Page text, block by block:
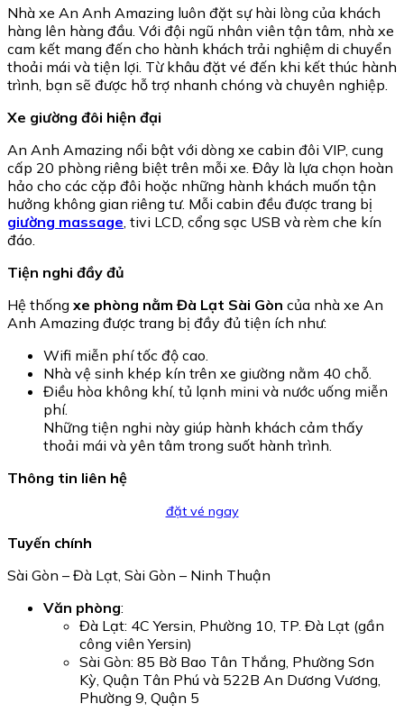
Nhà xe An Anh Amazing luôn đặt sự hài lòng của khách
hàng lên hàng đầu. Với đội ngũ nhân viên tận tâm, nhà xe
cam kết mang đến cho hành khách trải nghiệm di chuyển
thoải mái và tiện lợi. Từ khâu đặt vé đến khi kết thúc hành
trình, bạn sẽ được hỗ trợ nhanh chóng và chuyên nghiệp.
Xe giường đôi hiện đại
An Anh Amazing nổi bật với dòng xe cabin đôi VIP, cung
cấp 20 phòng riêng biệt trên mỗi xe. Đây là lựa chọn hoàn
hảo cho các cặp đôi hoặc những hành khách muốn tận
hưởng không gian riêng tư. Mỗi cabin đều được trang bị
giường massage , tivi LCD, cổng sạc USB và rèm che kín
đáo.
Tiện nghi đầy đủ
Hệ thống xe phòng nằm Đà Lạt Sài Gòn của nhà xe An
Anh Amazing được trang bị đầy đủ tiện ích như:
Wifi miễn phí tốc độ cao.
Nhà vệ sinh khép kín trên xe giường nằm 40 chỗ.
Điều hòa không khí, tủ lạnh mini và nước uống miễn
phí.
Những tiện nghi này giúp hành khách cảm thấy
thoải mái và yên tâm trong suốt hành trình.
Thông tin liên hệ
đặt vé ngay
Tuyến chính
Sài Gòn – Đà Lạt, Sài Gòn – Ninh Thuận
Văn phòng:
Đà Lạt: 4C Yersin, Phường 10, TP. Đà Lạt (gần
công viên Yersin)
Sài Gòn: 85 Bờ Bao Tân Thắng, Phường Sơn
Kỳ, Quận Tân Phú và 522B An Dương Vương,
Phường 9, Quận 5